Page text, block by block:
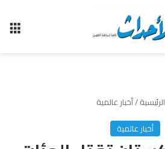
الرئيسية/أخبار عالمية
أخبار عالمية